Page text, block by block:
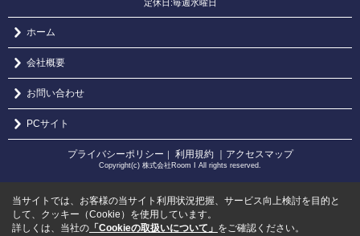
定休日:毎週水曜日
ホーム
会社概要
お問い合わせ
PCサイト
プライバシーポリシー ｜ 利用規約 ｜アクセスマップ
Copyright(c) 株式会社Room I All rights reserved.
当サイトでは、お客様の当サイト利用状況把握、サービス向上検討を目的と
して、クッキー（Cookie）を使用しています。
詳しくは、当社の 「Cookieの取扱いについて」 をご確認ください。